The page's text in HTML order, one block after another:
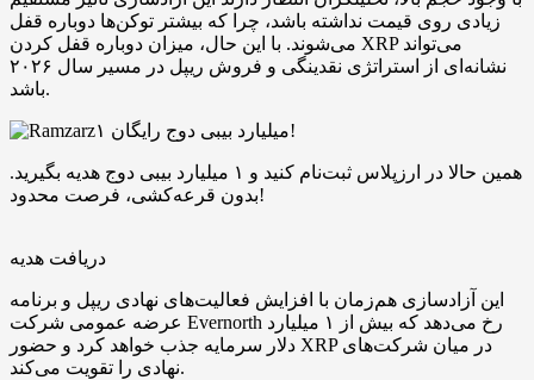
زیادی روی قیمت نداشته باشد، چرا که بیشتر توکن‌ها دوباره قفل
می‌شوند. با این حال، میزان دوباره قفل کردن XRP می‌تواند
نشانه‌ای از استراتژی نقدینگی و فروش ریپل در مسیر سال ۲۰۲۶
باشد.
۱ میلیارد بیبی دوج رایگان!
همین حالا در ارزپلاس ثبت‌نام کنید و ۱ میلیارد بیبی دوج هدیه بگیرید.
بدون قرعه‌کشی، فرصت محدود!
دریافت هدیه
این آزادسازی هم‌زمان با افزایش فعالیت‌های نهادی ریپل و برنامه
عرضه عمومی شرکت Evernorth رخ می‌دهد که بیش از ۱ میلیارد
دلار سرمایه جذب خواهد کرد و حضور XRP در میان شرکت‌های
نهادی را تقویت می‌کند.